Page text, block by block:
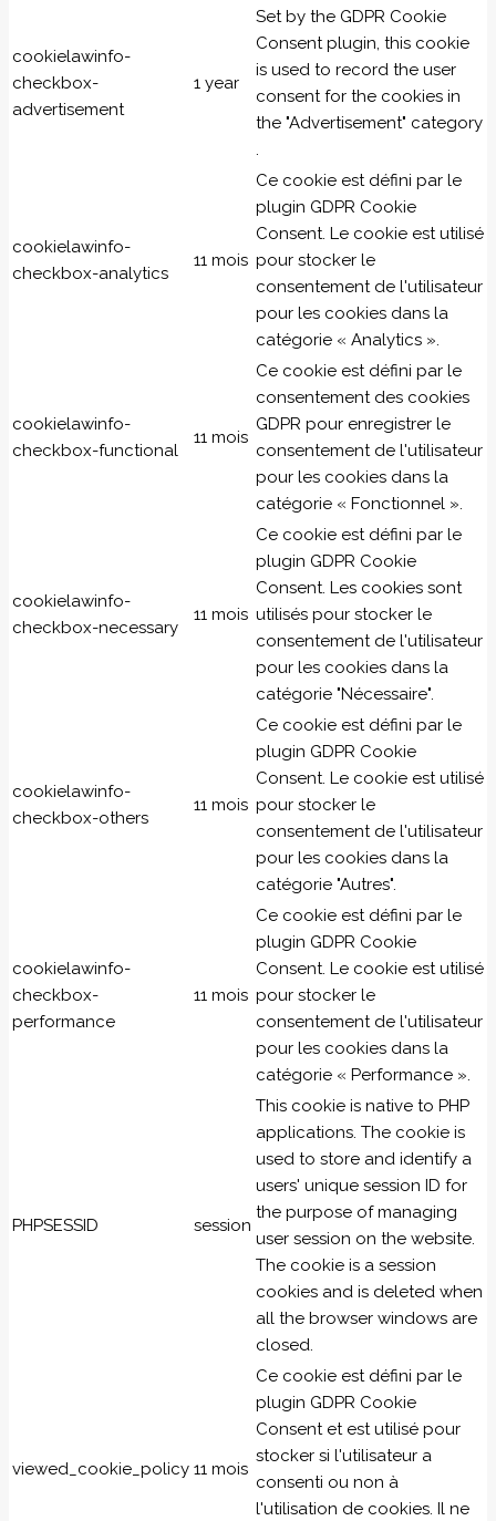
cookielawinfo-
checkbox-
advertisement
1 year
Set by the GDPR Cookie
Consent plugin, this cookie
is used to record the user
consent for the cookies in
the "Advertisement" category
.
cookielawinfo-
checkbox-analytics
11 mois
Ce cookie est défini par le
plugin GDPR Cookie
Consent. Le cookie est utilisé
pour stocker le
consentement de l'utilisateur
pour les cookies dans la
catégorie « Analytics ».
cookielawinfo-
checkbox-functional
11 mois
Ce cookie est défini par le
consentement des cookies
GDPR pour enregistrer le
consentement de l'utilisateur
pour les cookies dans la
catégorie « Fonctionnel ».
cookielawinfo-
checkbox-necessary
11 mois
Ce cookie est défini par le
plugin GDPR Cookie
Consent. Les cookies sont
utilisés pour stocker le
consentement de l'utilisateur
pour les cookies dans la
catégorie "Nécessaire".
cookielawinfo-
checkbox-others
11 mois
Ce cookie est défini par le
plugin GDPR Cookie
Consent. Le cookie est utilisé
pour stocker le
consentement de l'utilisateur
pour les cookies dans la
catégorie "Autres".
cookielawinfo-
checkbox-
performance
11 mois
Ce cookie est défini par le
plugin GDPR Cookie
Consent. Le cookie est utilisé
pour stocker le
consentement de l'utilisateur
pour les cookies dans la
catégorie « Performance ».
PHPSESSID session
This cookie is native to PHP
applications. The cookie is
used to store and identify a
users' unique session ID for
the purpose of managing
user session on the website.
The cookie is a session
cookies and is deleted when
all the browser windows are
closed.
viewed_cookie_policy 11 mois
Ce cookie est défini par le
plugin GDPR Cookie
Consent et est utilisé pour
stocker si l'utilisateur a
consenti ou non à
l'utilisation de cookies. Il ne